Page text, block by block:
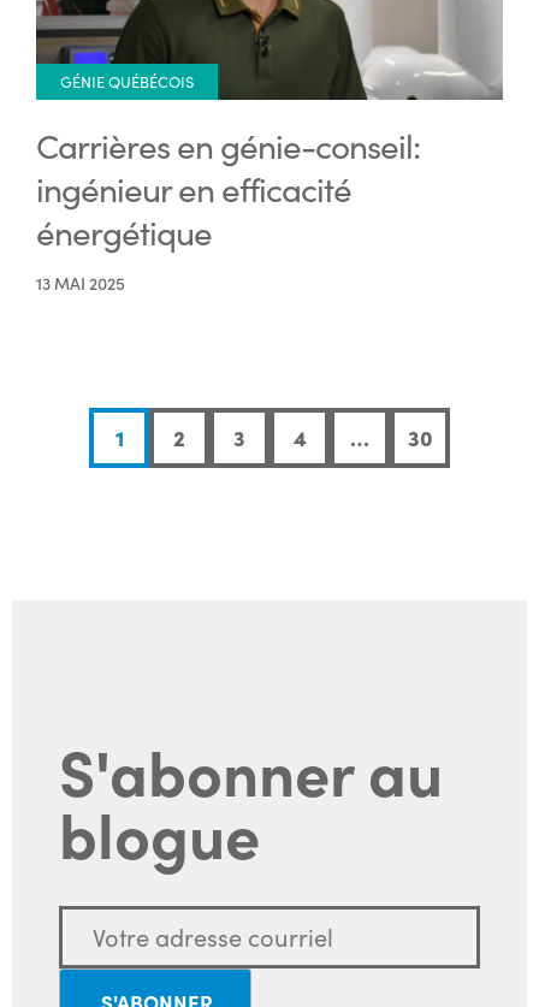
GÉNIE QUÉBÉCOIS
Carrières en génie-conseil:
ingénieur en efficacité
énergétique
13 MAI 2025
1 2 3 4 … 30
S'abonner au
blogue